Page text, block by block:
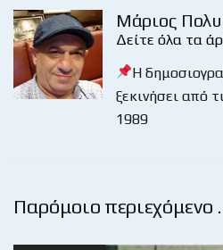
Μάριος
Δείτε όλα τα
Η
ξεκινήσει από
1989
Παρόμοιο περιεχόμενο